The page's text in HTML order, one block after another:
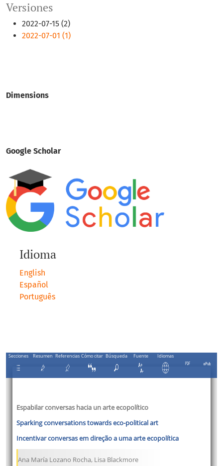
Versiones
2022-07-15 (2)
2022-07-01 (1)
Dimensions
Google Scholar
Idioma
English
Español
Português